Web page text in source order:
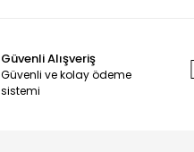
Güvenli Alışveriş
Güvenli ve kolay ödeme
sistemi